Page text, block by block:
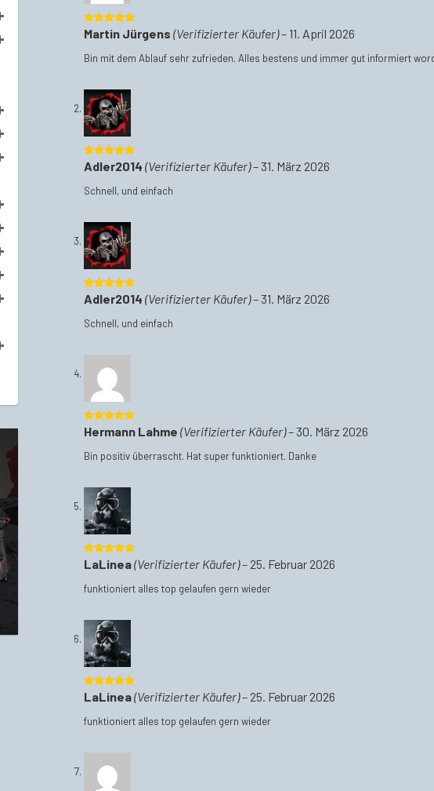
5von 5
Martin Jürgens (Verifizierter Käufer)– 11. April 2026
Bin mit dem Ablauf sehr zufrieden. Alles bestens und immer gut informiert
5von 5
Adler2014 (Verifizierter Käufer)–31. März 2026
Schnell, und einfach
5von 5
Adler2014 (Verifizierter Käufer)–31. März 2026
Schnell, und einfach
5von 5
Hermann Lahme (Verifizierter Käufer)–30. März 2026
Bin positiv überrascht. Hat super funktioniert. Danke
5 von 5
LaLinea(Verifizierter Käufer)– 25. Februar 2026
funktioniert alles top gelaufen gern wieder
5 von 5
LaLinea(Verifizierter Käufer)– 25. Februar 2026
funktioniert alles top gelaufen gern wieder